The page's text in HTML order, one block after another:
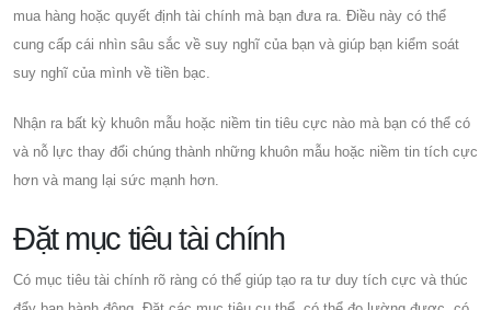
mua hàng hoặc quyết định tài chính mà bạn đưa ra. Điều này có thể
cung cấp cái nhìn sâu sắc về suy nghĩ của bạn và giúp bạn kiểm soát
suy nghĩ của mình về tiền bạc.
Nhận ra bất kỳ khuôn mẫu hoặc niềm tin tiêu cực nào mà bạn có thể có
và nỗ lực thay đổi chúng thành những khuôn mẫu hoặc niềm tin tích cực
hơn và mang lại sức mạnh hơn.
Đặt mục tiêu tài chính
Có mục tiêu tài chính rõ ràng có thể giúp tạo ra tư duy tích cực và thúc